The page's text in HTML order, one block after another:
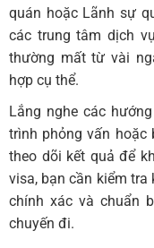
quán hoặc Lãnh sự
các trung tâm dịch
thường mất từ vài
hợp cụ thể.
Lắng nghe các
trình phỏng vấn hoặc
theo dõi kết quả để
visa, bạn cần kiểm
chính xác và chuẩn
chuyến đi.